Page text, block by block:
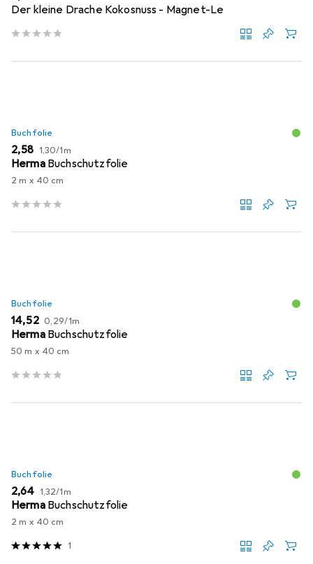
Der kleine Drache Kokosnuss - Magnet-Le
Buchfolie
EUR
2,58 EUR
1,30/1m
Herma Buchschutzfolie
2 m x 40 cm
Buchfolie
EUR
14,52 EUR
0,29/1m
Herma Buchschutzfolie
50 m x 40 cm
Buchfolie
EUR
2,64 EUR
1,32/1m
Herma Buchschutzfolie
2 m x 40 cm
1